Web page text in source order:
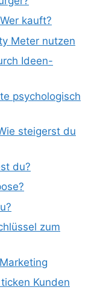
kauft?
Meter nutzen
Ideen-
psychologisch
steigerst du
du?
zum
Kunden